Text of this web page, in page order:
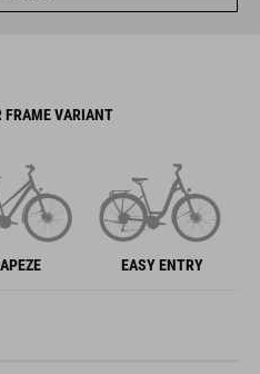
FRAME VARIANT
EASY ENTRY